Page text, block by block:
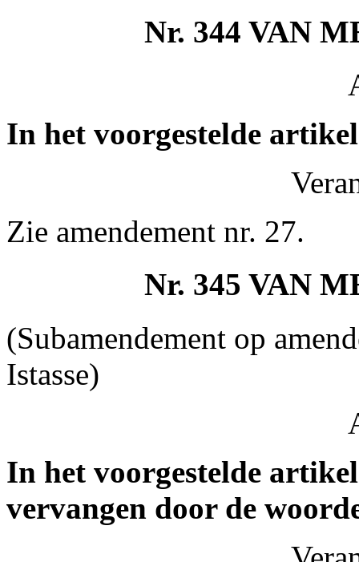
Nr. 344 VAN
In het voorgestelde
Zie amendement nr. 27.
Nr. 345 VAN
(Subamendement op
Istasse)
In het voorgestelde
vervangen door de